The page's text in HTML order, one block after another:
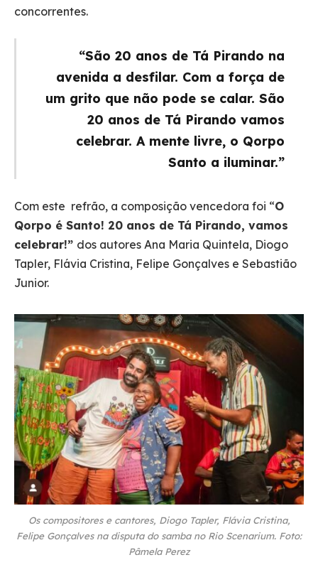
concorrentes.
“São 20 anos de Tá Pirando na
avenida a desfilar. Com a força de
um grito que não pode se calar. São
20 anos de Tá Pirando vamos
celebrar. A mente livre, o Qorpo
Santo a iluminar.”
Com este refrão, a composição vencedora foi “O
Qorpo é Santo! 20 anos de Tá Pirando, vamos
celebrar!” dos autores Ana Maria Quintela, Diogo
Tapler, Flávia Cristina, Felipe Gonçalves e Sebastião
Junior.
Os compositores e cantores, Diogo Tapler, Flávia Cristina,
Felipe Gonçalves na disputa do samba no Rio Scenarium. Foto:
Pâmela Perez